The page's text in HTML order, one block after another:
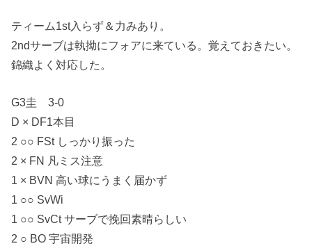
ティーム1st入らず＆力みあり。
2ndサーブは執拗にフォアに来ている。覚えておきたい。
錦織よく対応した。
G3圭 3-0
D × DF1本目
2 ○○ FSt しっかり振った
2 × FN 凡ミス注意
1 × BVN 高い球にうまく届かず
1 ○○ SvWi
1 ○○ SvCt サーブで挽回素晴らしい
2 ○ BO 宇宙開発